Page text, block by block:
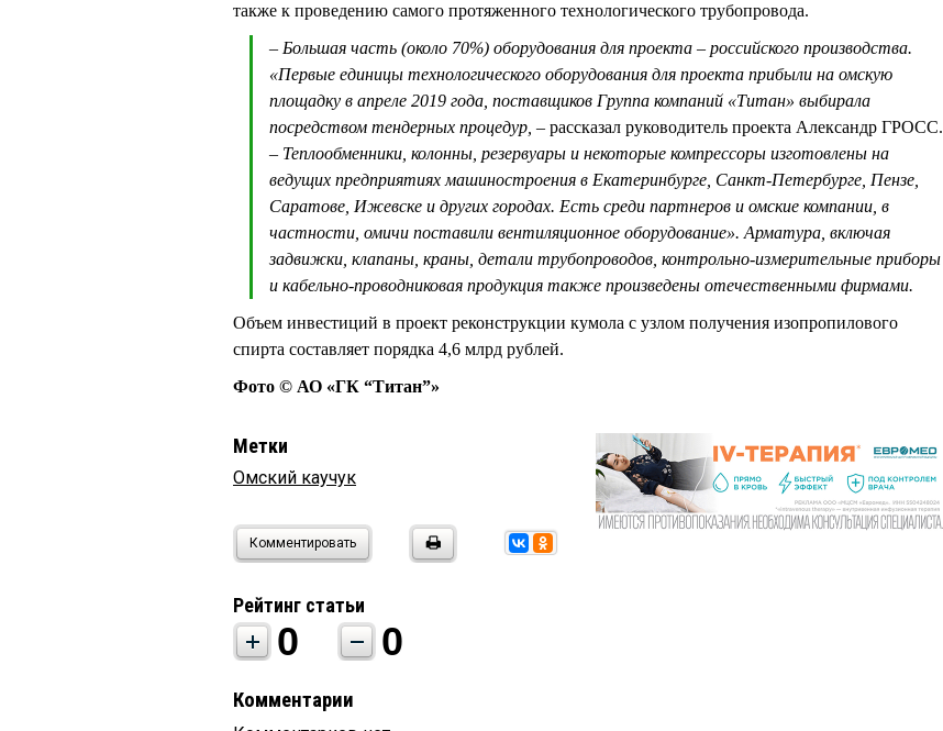
также к проведению самого протяженного технологического трубопровода.
– Большая часть (около 70%) оборудования для проекта – российского производства.
«Первые единицы технологического оборудования для проекта прибыли на омскую
площадку в апреле 2019 года, поставщиков Группа компаний «Титан» выбирала
посредством тендерных процедур, – рассказал руководитель проекта Александр ГРОСС.
– Теплообменники, колонны, резервуары и некоторые компрессоры изготовлены на
ведущих предприятиях машиностроения в Екатеринбурге, Санкт-Петербурге, Пензе,
Саратове, Ижевске и других городах. Есть среди партнеров и омские компании, в
частности, омичи поставили вентиляционное оборудование». Арматура, включая
задвижки, клапаны, краны, детали трубопроводов, контрольно-измерительные приборы
и кабельно-проводниковая продукция также произведены отечественными фирмами.
Объем инвестиций в проект реконструкции кумола с узлом получения изопропилового
спирта составляет порядка 4,6 млрд рублей.
Фото © АО «ГК “Титан”»
Метки
Омский каучук
Комментировать
Рейтинг статьи
0 0
Комментарии